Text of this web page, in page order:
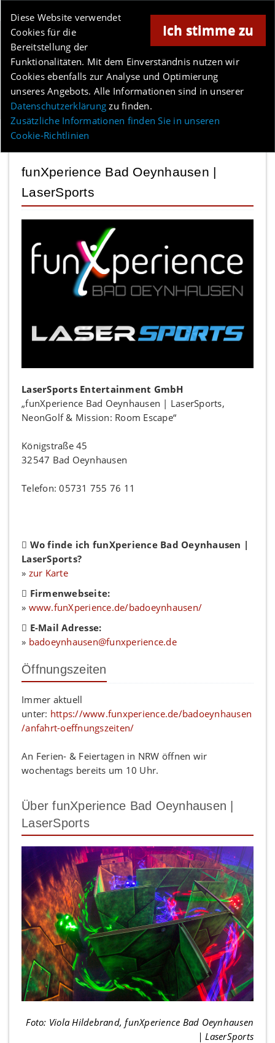
Ich stimme zu
Diese Website verwendet
Cookies für die
Bereitstellung der
Funktionalitäten. Mit dem Einverständnis nutzen wir
Cookies ebenfalls zur Analyse und Optimierung
unseres Angebots. Alle Informationen sind in unserer
Datenschutzerklärung zu finden.
Zusätzliche Informationen finden Sie in unseren
Cookie-Richtlinien
Anzeige
Menü
funXperience Bad Oeynhausen |
LaserSports
LaserSports Entertainment GmbH
„funXperience Bad Oeynhausen | LaserSports,
NeonGolf & Mission: Room Escape“
Königstraße 45
32547 Bad Oeynhausen
Telefon: 05731 755 76 11
Wo finde ich funXperience Bad Oeynhausen |
LaserSports?
» zur Karte
Firmenwebseite:
» www.funXperience.de/badoeynhausen/
E-Mail Adresse:
» badoeynhausen@funxperience.de
Öffnungszeiten
Immer aktuell
unter: https://www.funxperience.de/badoeynhausen
/anfahrt-oeffnungszeiten/
An Ferien- & Feiertagen in NRW öffnen wir
wochentags bereits um 10 Uhr.
Über funXperience Bad Oeynhausen |
LaserSports
Foto: Viola Hildebrand, funXperience Bad Oeynhausen
| LaserSports